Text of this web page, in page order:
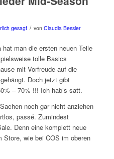
gesagt / von Claudia Bessler
man die ersten neuen Teile
tolle Basics
mit Vorfreude auf die
Doch jetzt gibt
– 70% !!! Ich hab’s satt.
noch gar nicht anziehen
passé. Zumindest
Denn eine komplett neue
Store, wie bei COS im oberen